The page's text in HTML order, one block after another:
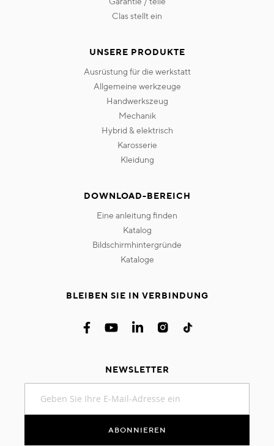
clas stellt ein
UNSERE PRODUKTE
ausrüstung für die werkstatt
allgemeine werkzeuge
handwerkszeug
mechanik
hybrid & elektrisch
karosserie
kleidung
DOWNLOAD-BEREICH
eine anleitung finden
katalog
bildschirmhintergründe
kataloge
BLEIBEN SIE IN VERBINDUNG
NEWSLETTER
sich
ABONNIEREN